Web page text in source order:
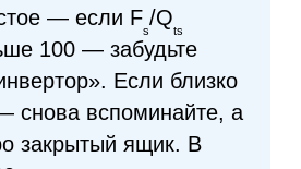
— если F
s
/Q
ts
100 — забудьте
Если близко
снова вспоминайте, а
закрытый ящик. В